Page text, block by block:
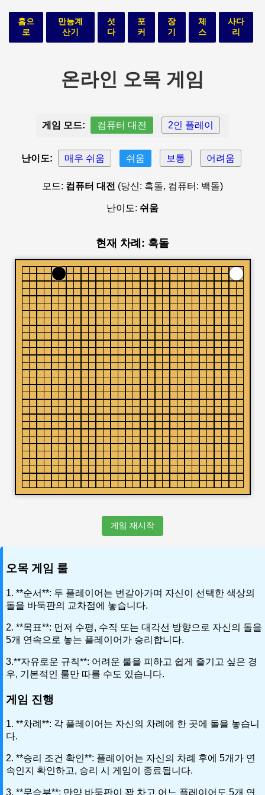
홈으
로
만능계
산기
섯
다
포
커
장
기
체
스
사다
리
온라인 오목 게임
게임 모드: 컴퓨터 대전 2인 플레이
난이도: 매우 쉬움 쉬움 보통 어려움
모드: 컴퓨터 대전 (당신: 흑돌, 컴퓨터: 백돌)
난이도: 쉬움
현재 차례: 흑돌
게임 재시작
오목 게임 룰
1. **순서**: 두 플레이어는 번갈아가며 자신이 선택한 색상의
돌을 바둑판의 교차점에 놓습니다.
2. **목표**: 먼저 수평, 수직 또는 대각선 방향으로 자신의 돌을
5개 연속으로 놓는 플레이어가 승리합니다.
3.**자유로운 규칙**: 어려운 룰을 피하고 쉽게 즐기고 싶은 경
우, 기본적인 룰만 따를 수도 있습니다.
게임 진행
1. **차례**: 각 플레이어는 자신의 차례에 한 곳에 돌을 놓습니
다.
2. **승리 조건 확인**: 플레이어는 자신의 차례 후에 5개가 연
속인지 확인하고, 승리 시 게임이 종료됩니다.
3. **무승부**: 만약 바둑판이 꽉 차고 어느 플레이어도 5개 연